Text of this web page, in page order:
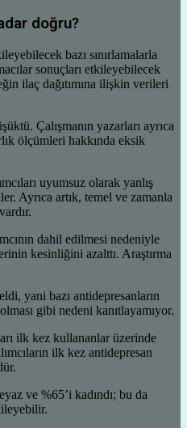
doğru?
bazı sınırlamalarla
sonuçları etkileyebilecek
ilaç dağıtımına ilişkin verileri
Çalışmanın yazarları ayrıca
ölçümleri hakkında eksik
uyumsuz olarak yanlış
Ayrıca artık, temel ve zamanla
dahil edilmesi nedeniyle
kesinliğini azalttı. Araştırma
yani bazı antidepresanların
gibi nedeni kanıtlayamıyor.
ilk kez kullananlar üzerinde
ilk kez antidepresan
ve %65’i kadındı; bu da